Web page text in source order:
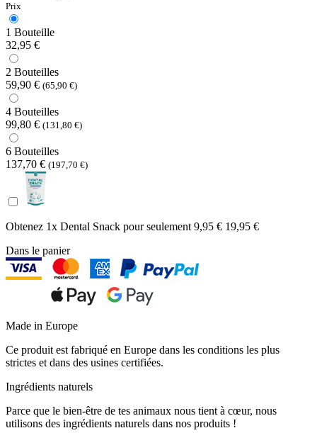
Prix
1 Bouteille
32,95 €
2 Bouteilles
59,90 € (65,90 €)
4 Bouteilles
99,80 € (131,80 €)
6 Bouteilles
137,70 € (197,70 €)
Obtenez 1x Dental Snack pour seulement9,95 € 19,95 €
Dans le panier
Made in Europe
Ce produit est fabriqué en Europe dans les conditions les plus
strictes et dans des usines certifiées.
Ingrédients naturels
Parce que le bien-être de tes animaux nous tient à cœur, nous
utilisons des ingrédients naturels dans nos produits !